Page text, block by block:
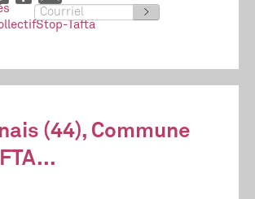
>
Stop-Tafta
(44), Commune